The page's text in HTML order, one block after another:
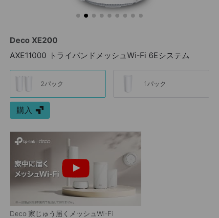
Deco XE200
AXE11000 トライバンドメッシュWi-Fi 6Eシステム
2パック 1パック
購入
Deco 家じゅう届くメッシュWi-Fi